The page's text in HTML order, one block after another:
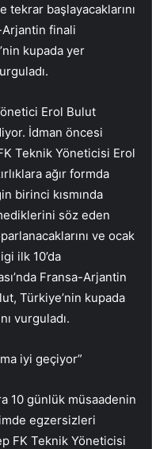
tekrar başlayacaklarını
Arjantin finali
kupada yer
Erol Bulut
İdman öncesi
Teknik Yöneticisi Erol
ağır formda
birinci kısmında
söz eden
ve ocak
ilk 10’da
Fransa-Arjantin
Türkiye’nin kupada
vurguladı.
iyi geçiyor”
10 günlük müsaadenin
egzersizleri
FK Teknik Yöneticisi